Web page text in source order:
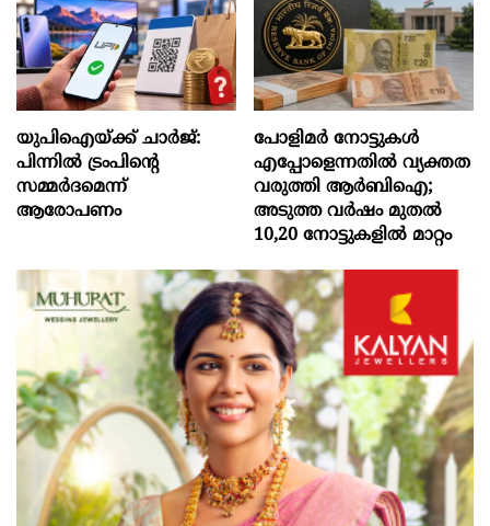
യുപിഐയ്ക്ക് ചാര്‍ജ്:
പിന്നില്‍ ട്രംപിന്‍റെ
സമ്മര്‍ദമെന്ന്
ആരോപണം
പോളിമർ നോട്ടുകൾ
എപ്പോളെന്നതിൽ വ്യക്തത
വരുത്തി ആർബിഐ;
അടുത്ത വർഷം മുതൽ
10,20 നോട്ടുകളിൽ മാറ്റം